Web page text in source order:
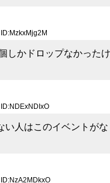
しかドロップなかったけ
い人はこのイベントがな